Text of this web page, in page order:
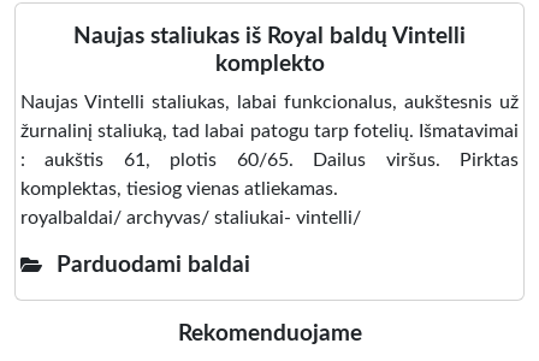
Naujas staliukas iš Royal baldų Vintelli
komplekto
Naujas Vintelli staliukas, labai funkcionalus, aukštesnis už
žurnalinį staliuką, tad labai patogu tarp fotelių. Išmatavimai
: aukštis 61, plotis 60/65. Dailus viršus. Pirktas
komplektas, tiesiog vienas atliekamas.
royalbaldai/ archyvas/ staliukai- vintelli/
Parduodami baldai
Rekomenduojame